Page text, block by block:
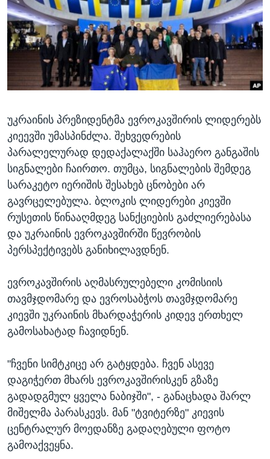
ᲡᲢᲣᲓᲘᲐ ᲕᲐᲨᲘᲜᲒᲢᲝᲜᲘ
ᲔᲙᲝᲜᲝᲛᲘᲙᲐ
ᲯᲐᲜᲛᲠᲗᲔᲚᲝᲑᲐ
ᲛᲔᲪᲜᲘᲔᲠᲔᲑᲐ
ᲘᲜᲢᲔᲠᲕᲘᲣ
ᲒᲐᲚᲘᲚᲔᲝ
ᲓᲔᲖᲘᲜᲤᲝᲠᲛᲐᲪᲘᲐ
Learning English
ᲗᲕᲐᲚᲘ ᲒᲕᲐᲓᲔᲕᲜᲔᲗ
უკრაინის პრეზიდენტმა ევროკავშირის ლიდერებს
კიეევში უმასპინძლა. შეხვედრების
პარალელურად დედაქალაქში საჰაერო განგაშის
სიგნალები ჩაირთო. თუმცა, სიგნალების შემდეგ
სარაკეტო იერიშის შესახებ ცნობები არ
გავრცელებულა. ბლოკის ლიდერები კიევში
რუსეთის წინააღმდეგ სანქციების გაძლიერებასა
და უკრაინის ევროკავშირში წევრობის
პერსპექტივებს განიხილავდნენ.
ევროკავშირის აღმასრულებელი კომისიის
თავმჯდომარე და ევროსაბჭოს თავმჯდომარე
კიევში უკრაინის მხარდაჭერის კიდევ ერთხელ
გამოსახატად ჩავიდნენ.
"ჩვენი სიმტკიცე არ გატყდება. ჩვენ ასევე
დაგიჭერთ მხარს ევროკავშირისკენ გზაზე
გადადგმულ ყველა ნაბიჯში", - განაცხადა შარლ
მიშელმა პარასკევს. მან "ტვიტერზე" კიევის
ცენტრალურ მოედანზე გადაღებული ფოტო
გამოაქვეყნა.